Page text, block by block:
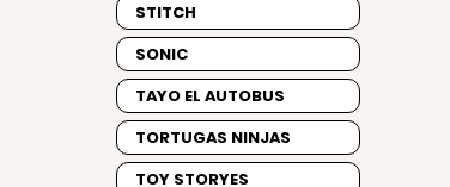
STITCH
SONIC
TAYO EL AUTOBUS
TORTUGAS NINJAS
TOY STORYES